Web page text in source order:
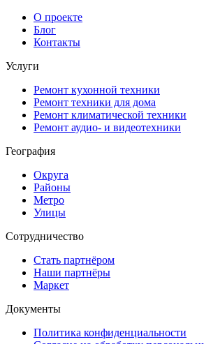
О проекте
Блог
Контакты
Услуги
Ремонт кухонной техники
Ремонт техники для дома
Ремонт климатической техники
Ремонт аудио- и видеотехники
География
Округа
Районы
Метро
Улицы
Сотрудничество
Стать партнёром
Наши партнёры
Маркет
Документы
Политика конфиденциальности